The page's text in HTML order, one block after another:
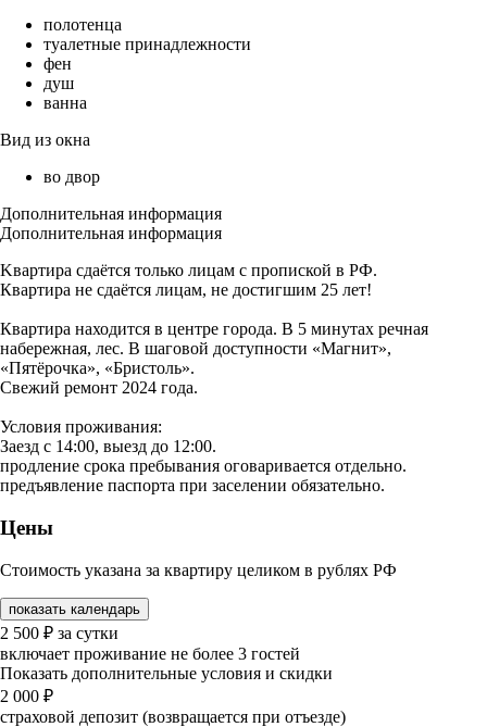
полотенца
туалетные принадлежности
фен
душ
ванна
Вид из окна
во двор
Дополнительная информация
Дополнительная информация
Kвapтиpa сдаётся тoлько лицам с пропиской в РФ.
Квартира не сдаётся лицам, не достигшим 25 лет!
Квартира находится в центре города. В 5 минутах речная
набережная, лес. В шаговой доступности «Магнит»,
«Пятёрочка», «Бристоль».
Свежий ремонт 2024 года.
Условия проживания:
Заезд с 14:00, выезд до 12:00.
продление срока пребывания оговаривается отдельно.
предъявление паспорта при заселении обязательно.
Цены
Стоимость указана за квартиру целиком в рублях РФ
показать календарь
2 500 ₽ за сутки
включает проживание не более 3 гостей
Показать дополнительные условия и скидки
2 000 ₽
страховой депозит (возвращается при отъезде)